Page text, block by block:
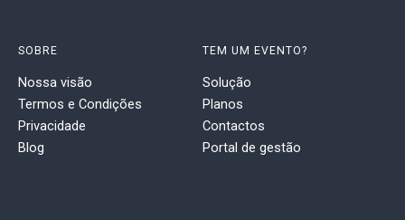
SOBRE
Nossa visão
Termos e Condições
Privacidade
Blog
TEM UM EVENTO?
Solução
Planos
Contactos
Portal de gestão